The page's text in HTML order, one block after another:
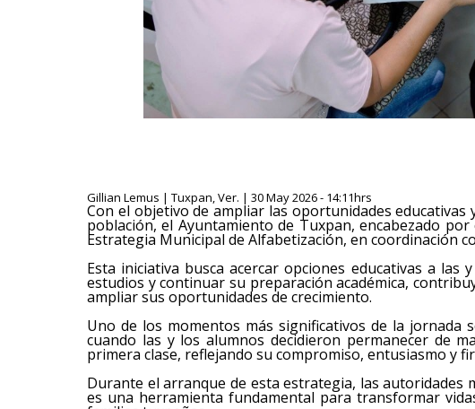
Gillian Lemus | Tuxpan, Ver. | 30 May 2026 - 14:11hrs
Con el objetivo de ampliar las oportunidades
población, el Ayuntamiento de Tuxpan, encabezado
Estrategia Municipal de Alfabetización, en coordinación
Esta iniciativa busca acercar opciones educativas a las
estudios y continuar su preparación académica,
ampliar sus oportunidades de crecimiento.
Uno de los momentos más significativos de la jornada
cuando las y los alumnos decidieron permanecer de
primera clase, reflejando su compromiso, entusiasmo y
Durante el arranque de esta estrategia, las autoridades
es una herramienta fundamental para transformar